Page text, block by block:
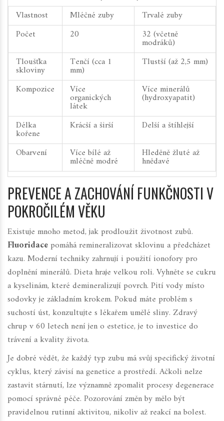
Vlastnost
Mléčné zuby
Trvalé zuby
Počet
20 32 (včetně
modráků)
Tloušťka
skloviny
Tenčí (cca 1
mm)
Tlustší (až 2,5 mm)
Kompozice
Více
organických
látek
Více minerálů
(hydroxyapatit)
Délka
kořene
Krácší a širší
Delší a štíhlejší
Obarvení
Více bílé až
mléčně modré
Hleděně žluté až
hnědavé
PREVENCE A ZACHOVÁNÍ FUNKČNOSTI V
POKROČILÉM VĚKU
Existuje mnoho metod, jak prodloužit životnost zubů.
Fluoridacepomáhá remineralizovat sklovinu a předcházet
kazu. Moderní techniky zahrnují i použití ionofory pro
doplnění minerálů. Dieta hraje velkou roli. Vyhněte se cukru
a kyselinám, které demineralizují povrch. Pití vody místo
sodovky je základním krokem. Pokud máte problém s
suchostí úst, konzultujte s lékařem umělé sliny. Zdravý
chrup v 60 letech není jen o estetice, je to investice do
trávení a kvality života.
Je dobré vědět, že každý typ zubu má svůj specifický životní
cyklus, který závisí na genetice a prostředí. Ačkoli nelze
zastavit stárnutí, lze významně zpomalit procesy degenerace
pomocí správné péče. Pozorování změn by mělo být
pravidelnou rutinní aktivitou, nikoliv až reakcí na bolest.